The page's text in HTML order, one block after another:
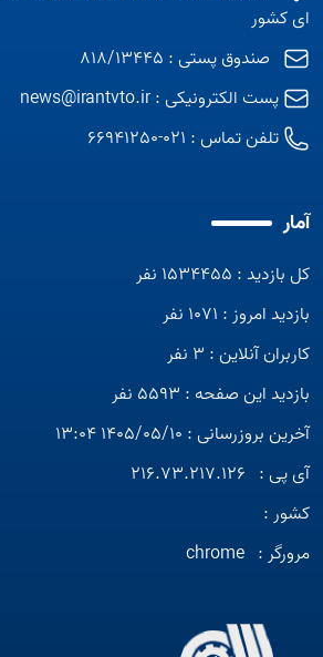
ای کشور
صندوق پستی : 818/13445
پست الکترونیکی :news@irantvto.ir
تلفن تماس : 021-66941250
آمار
کل بازدید : 1534455 نفر
بازدید امروز : 1071 نفر
کاربران آنلاین : 3 نفر
بازدید این صفحه : 5593 نفر
آخرین بروزرسانی : 1405/05/10 13:04
آی پی : 216.73.217.126
کشور :
مرورگر : chrome